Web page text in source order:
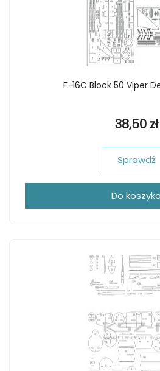
F-16C Block 50 Viper
38,50 zł
Sprawdź
Do koszyka